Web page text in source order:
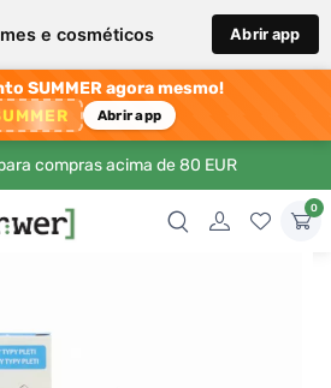
e cosméticos Abrir app
SUMMER agora mesmo!
Abrir app
compras acima de 80 EUR
0